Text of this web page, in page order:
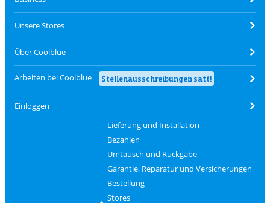
Unsere Stores
Über Coolblue
Arbeiten bei Coolblue Stellenausschreibungen satt!
Einloggen
Lieferung und Installation
Bezahlen
Umtausch und Rückgabe
Garantie, Reparatur und Versicherungen
Bestellung
Stores